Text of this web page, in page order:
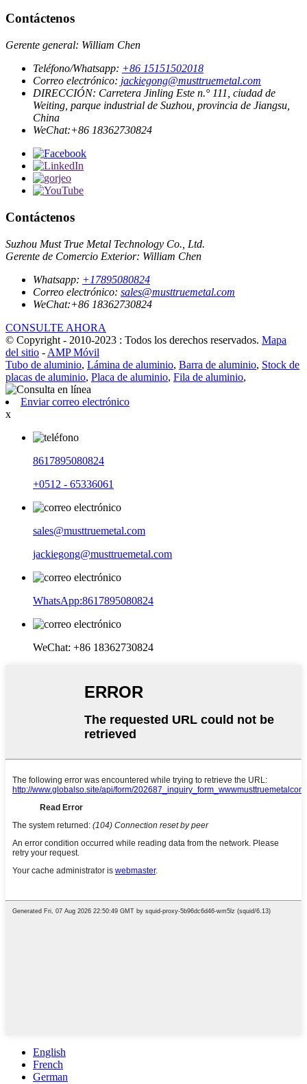
Contáctenos
Gerente general: William Chen
Teléfono/Whatsapp: +86 15151502018
Correo electrónico: jackiegong@musttruemetal.com
DIRECCIÓN: Carretera Jinling Este n.° 111, ciudad de
Weiting, parque industrial de Suzhou, provincia de Jiangsu,
China
WeChat:+86 18362730824
Contáctenos
Suzhou Must True Metal Technology Co., Ltd.
Gerente de Comercio Exterior: William Chen
Whatsapp: +17895080824
Correo electrónico: sales@musttruemetal.com
WeChat:+86 18362730824
CONSULTE AHORA
© Copyright - 2010-2023 : Todos los derechos reservados. Mapa
del sitio - AMP Móvil
Tubo de aluminio, Lámina de aluminio, Barra de aluminio, Stock de
placas de aluminio, Placa de aluminio, Fila de aluminio,
Enviar correo electrónico
x
8617895080824
+0512 - 65336061
sales@musttruemetal.com
jackiegong@musttruemetal.com
WhatsApp:8617895080824
WeChat: +86 18362730824
English
French
German